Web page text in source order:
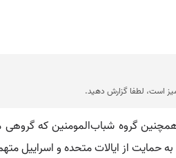
است، لطفا گزارش دهید.
گروه شباب‌المومنین که گروهی
حمایت از ایالات متحده و اسراییل